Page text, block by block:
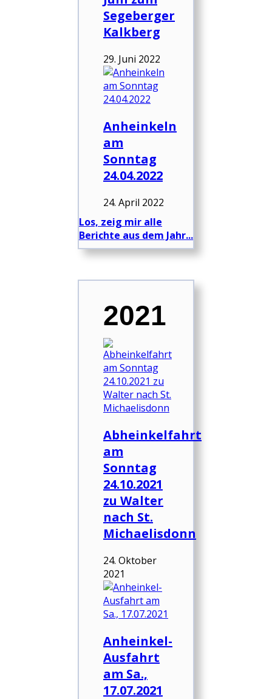
Segeberger
Kalkberg
29. Juni 2022
Anheinkeln
am
Sonntag
24.04.2022
24. April 2022
Los, zeig mir alle
Berichte aus dem Jahr...
2021
Abheinkelfahrt
am
Sonntag
24.10.2021
zu Walter
nach St.
Michaelisdonn
24. Oktober
2021
Anheinkel-
Ausfahrt
am Sa.,
17.07.2021